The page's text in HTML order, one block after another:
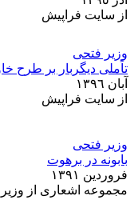
از سايت فراپيش
وزیر فتحی
تاًملی دیگربار بر طرح
آبان ١٣٩٦
از سايت فراپيش
وزیر فتحی
بابونه در برهوت
فروردين ۱۳۹۱
مجموعه اشعارى از وزير